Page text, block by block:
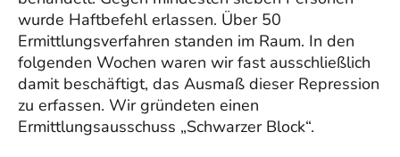
wurde Haftbefehl erlassen. Über 50
Ermittlungsverfahren standen im Raum. In den
folgenden Wochen waren wir fast ausschließlich
damit beschäftigt, das Ausmaß dieser Repression
zu erfassen. Wir gründeten einen
Ermittlungsausschuss „Schwarzer Block“.